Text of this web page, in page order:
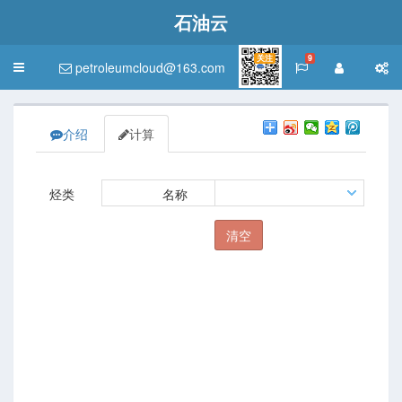
石油云
Toggle
petroleumcloud@163.com
关注 9
介绍 计算
烃类 名称